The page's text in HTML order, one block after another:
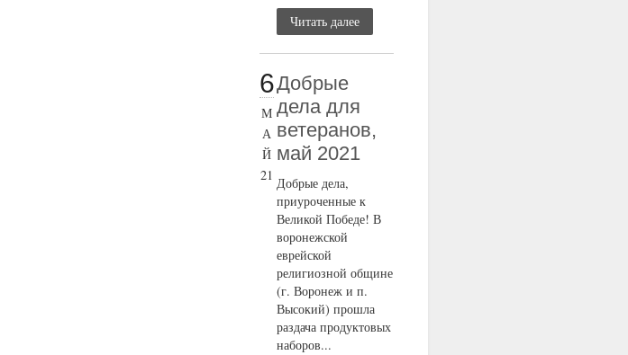
Читать далее
6
М
А
Й
21
Добрые
дела для
ветеранов,
май 2021
Добрые дела,
приуроченные к
Великой Победе! В
воронежской
еврейской
религиозной общине
(г. Воронеж и п.
Высокий) прошла
раздача продуктовых
наборов...